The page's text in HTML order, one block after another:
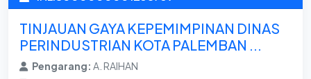
TINJAUAN GAYA KEPEMIMPINAN DINAS
PERINDUSTRIAN KOTA PALEMBAN ...
Pengarang: A. RAIHAN